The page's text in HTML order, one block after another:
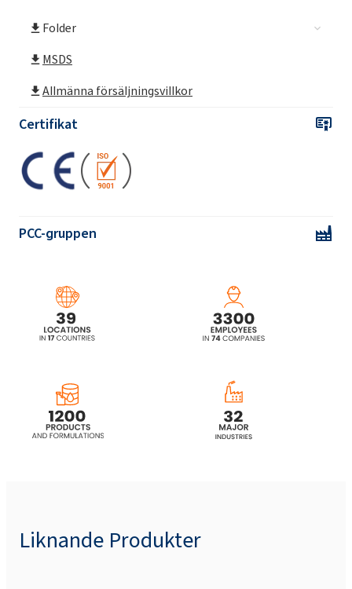
Folder
MSDS
Allmänna försäljningsvillkor
Certifikat
PCC-gruppen
Liknande Produkter